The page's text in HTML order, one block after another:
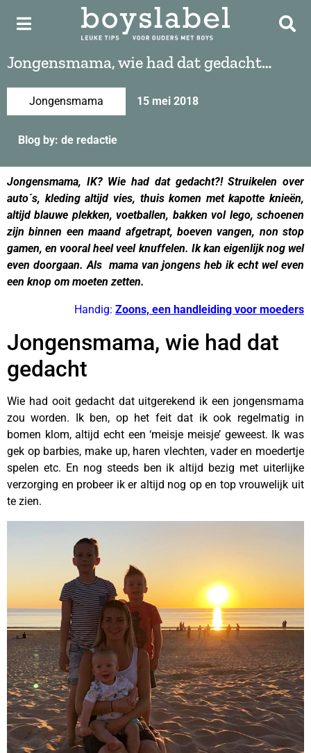
Jongensmama, wie had dat gedacht…
Jongensmama 15 mei 2018
Blog by: de redactie
Jongensmama, IK? Wie had dat gedacht?! Struikelen over
auto´s, kleding altijd vies, thuis komen met kapotte knieën,
altijd blauwe plekken, voetballen, bakken vol lego, schoenen
zijn binnen een maand afgetrapt, boeven vangen, non stop
gamen, en vooral heel veel knuffelen. Ik kan eigenlijk nog wel
even doorgaan. Als mama van jongens heb ik echt wel even
een knop om moeten zetten.
Handig: Zoons, een handleiding voor moeders
Jongensmama, wie had dat
gedacht
Wie had ooit gedacht dat uitgerekend ik een jongensmama
zou worden. Ik ben, op het feit dat ik ook regelmatig in
bomen klom, altijd echt een ‘meisje meisje’ geweest. Ik was
gek op barbies, make up, haren vlechten, vader en moedertje
spelen etc. En nog steeds ben ik altijd bezig met uiterlijke
verzorging en probeer ik er altijd nog op en top vrouwelijk uit
te zien.